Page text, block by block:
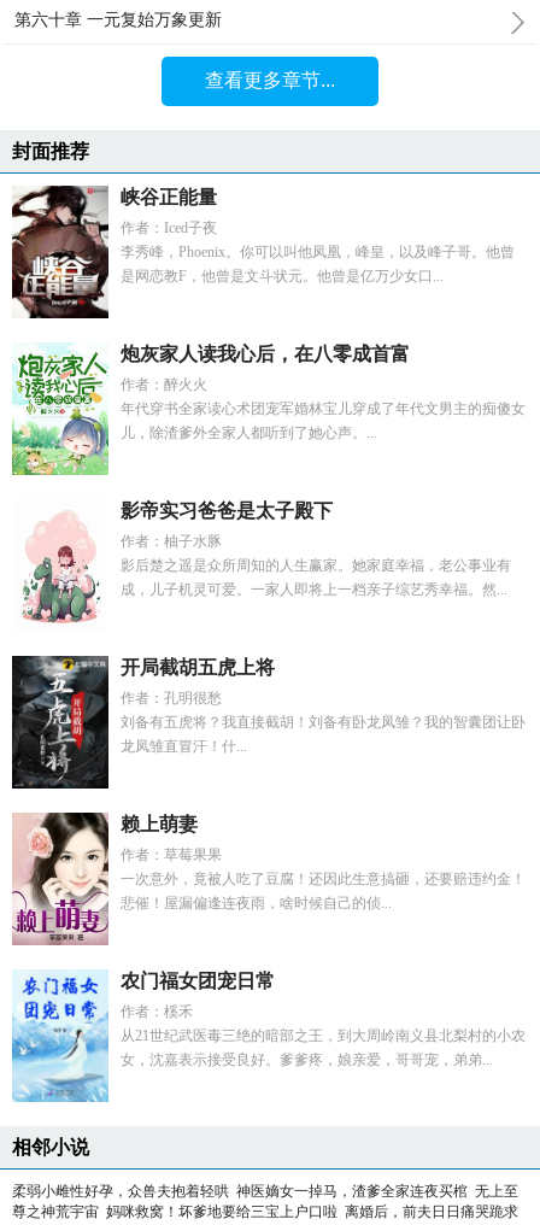
第六十章 一元复始万象更新
查看更多章节...
封面推荐
峡谷正能量
作者：Iced子夜
李秀峰，Phoenix。你可以叫他凤凰，峰皇，以及峰子哥。他曾
是网恋教F，他曾是文斗状元。他曾是亿万少女口...
炮灰家人读我心后，在八零成首富
作者：醉火火
年代穿书全家读心术团宠军婚林宝儿穿成了年代文男主的痴傻女
儿，除渣爹外全家人都听到了她心声。...
影帝实习爸爸是太子殿下
作者：柚子水豚
影后楚之遥是众所周知的人生赢家。她家庭幸福，老公事业有
成，儿子机灵可爱。一家人即将上一档亲子综艺秀幸福。然...
开局截胡五虎上将
作者：孔明很愁
刘备有五虎将？我直接截胡！刘备有卧龙凤雏？我的智囊团让卧
龙凤雏直冒汗！什...
赖上萌妻
作者：草莓果果
一次意外，竟被人吃了豆腐！还因此生意搞砸，还要赔违约金！
悲催！屋漏偏逢连夜雨，啥时候自己的侦...
农门福女团宠日常
作者：榽禾
从21世纪武医毒三绝的暗部之王，到大周岭南义县北梨村的小农
女，沈嘉表示接受良好。爹爹疼，娘亲爱，哥哥宠，弟弟...
相邻小说
柔弱小雌性好孕，众兽夫抱着轻哄 神医嫡女一掉马，渣爹全家连夜买棺 无上至
尊之神荒宇宙 妈咪救窝！坏爹地要给三宝上户口啦 离婚后，前夫日日痛哭跪求